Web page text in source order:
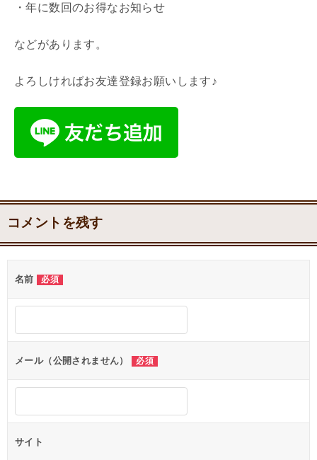
・年に数回のお得なお知らせ
などがあります。
よろしければお友達登録お願いします♪
コメントを残す
名前 必須
メール（公開されません） 必須
サイト